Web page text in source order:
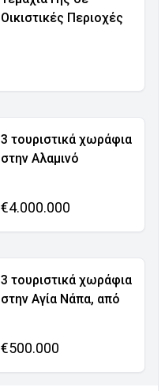
Οικιστικές Περιοχές
3 τουριστικά χωράφια
στην Αλαμινό
€4.000.000
3 τουριστικά χωράφια
στην Αγία Νάπα, από
€500.000